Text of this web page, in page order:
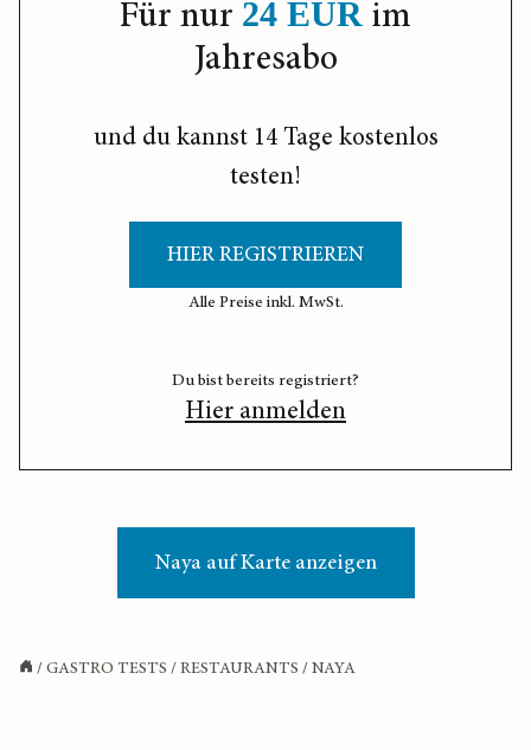
Für nur 24 EUR im
Jahresabo
und du kannst 14 Tage kostenlos
testen!
HIER REGISTRIEREN
Alle Preise inkl. MwSt.
Du bist bereits registriert?
Hier anmelden
Naya auf Karte anzeigen
/ GASTRO TESTS / RESTAURANTS / NAYA